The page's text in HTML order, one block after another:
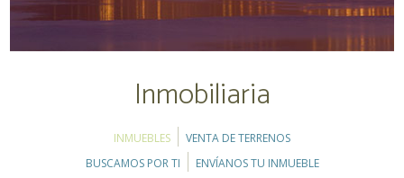
Inmobiliaria
INMUEBLES
VENTA DE TERRENOS
BUSCAMOS POR TI
ENVÍANOS TU INMUEBLE